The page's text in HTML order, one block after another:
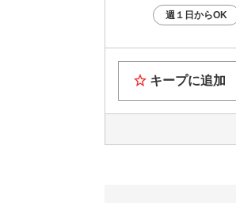
週１日からOK
キープに追加